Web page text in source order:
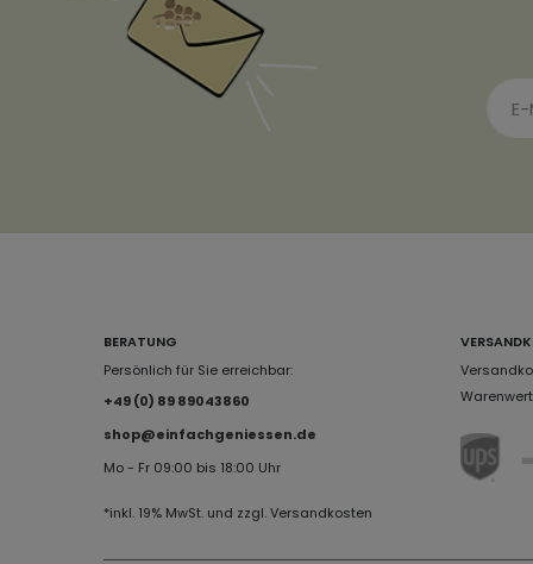
BERATUNG
Persönlich für Sie erreichbar:
+49 (0) 89 89043860
shop@einfachgeniessen.de
Mo - Fr 09:00 bis 18:00 Uhr
*inkl. 19% MwSt. und zzgl. Versandkosten